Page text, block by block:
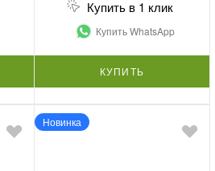
Купить в 1 клик
Купить WhatsApp
КУПИТЬ
Новинка